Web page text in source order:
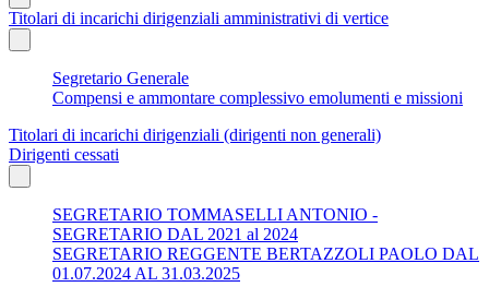
Titolari di incarichi dirigenziali amministrativi di vertice
Segretario Generale
Compensi e ammontare complessivo emolumenti e missioni
Titolari di incarichi dirigenziali (dirigenti non generali)
Dirigenti cessati
SEGRETARIO TOMMASELLI ANTONIO -
SEGRETARIO DAL 2021 al 2024
SEGRETARIO REGGENTE BERTAZZOLI PAOLO DAL
01.07.2024 AL 31.03.2025